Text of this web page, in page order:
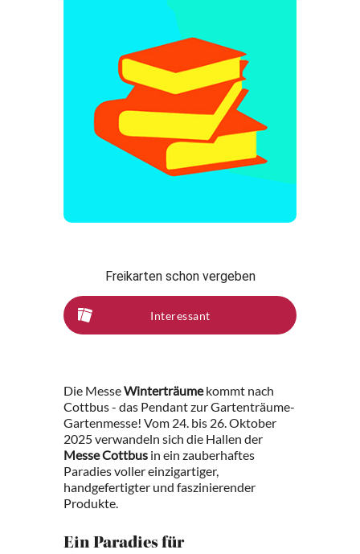
Freikarten schon vergeben
Interessant
Die MesseWinterträumekommt nach
Cottbus - das Pendant zur Gartenträume-
Gartenmesse! Vom 24. bis 26. Oktober
2025 verwandeln sich die Hallen der
Messe Cottbus in ein zauberhaftes
Paradies voller einzigartiger,
handgefertigter und faszinierender
Produkte.
Ein Paradies für